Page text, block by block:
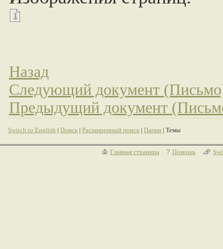
1
Назад
Следующий документ
Предыдущий документ
Switch to English | Поиск | Расширенный поиск | Папки | Темы
Главная страница Помощь